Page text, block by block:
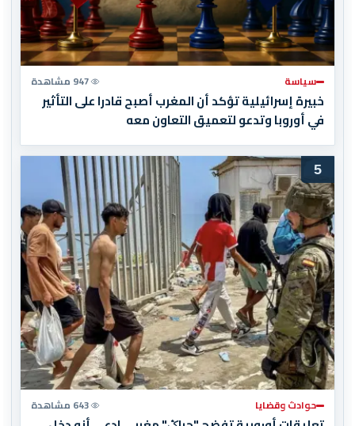
سياسة 947 مشاهدة
خبيرة إسرائيلية تؤكد أن المغرب أصبح قادرا على التأثير
في أوروبا وتدعو لتعميق التعاون معه
5
حوادث وقضايا 643 مشاهدة